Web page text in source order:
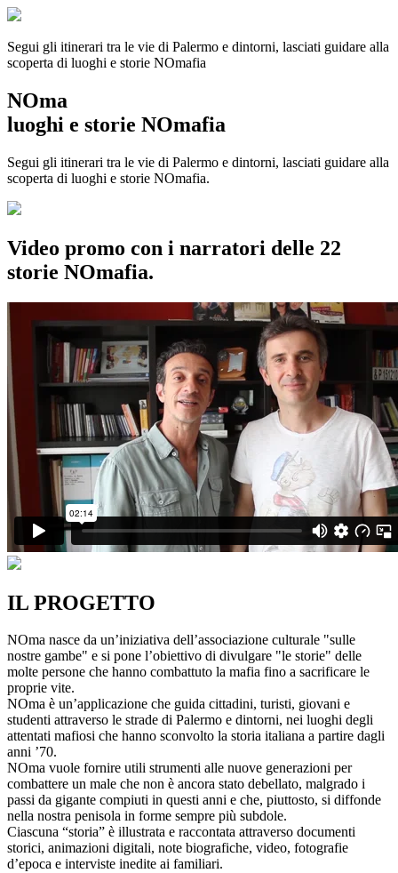
Segui gli itinerari tra le vie di Palermo e dintorni, lasciati guidare alla
scoperta di luoghi e storie NOmafia
NOma
luoghi e storie NOmafia
Segui gli itinerari tra le vie di Palermo e dintorni, lasciati guidare alla
scoperta di luoghi e storie NOmafia.
Video promo con i narratori delle 22
storie NOmafia.
IL PROGETTO
NOma nasce da un’iniziativa dell’associazione culturale "sulle
nostre gambe" e si pone l’obiettivo di divulgare "le storie" delle
molte persone che hanno combattuto la mafia fino a sacrificare le
proprie vite.
NOma è un’applicazione che guida cittadini, turisti, giovani e
studenti attraverso le strade di Palermo e dintorni, nei luoghi degli
attentati mafiosi che hanno sconvolto la storia italiana a partire dagli
anni ’70.
NOma vuole fornire utili strumenti alle nuove generazioni per
combattere un male che non è ancora stato debellato, malgrado i
passi da gigante compiuti in questi anni e che, piuttosto, si diffonde
nella nostra penisola in forme sempre più subdole.
Ciascuna “storia” è illustrata e raccontata attraverso documenti
storici, animazioni digitali, note biografiche, video, fotografie
d’epoca e interviste inedite ai familiari.